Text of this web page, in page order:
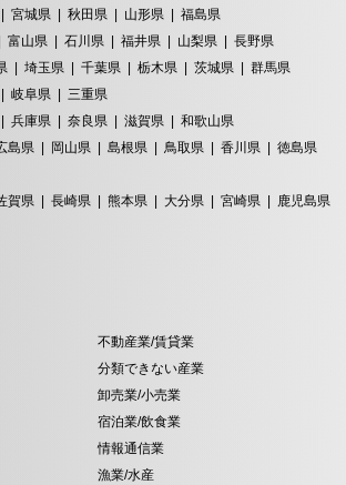
宮城県 秋田県 山形県
福島県
富山県 石川県 福井県 山梨県
長野県
埼玉県 千葉県 栃木県 茨城県
群馬県
岐阜県
三重県
兵庫県 奈良県 滋賀県
和歌山県
島県 岡山県 島根県 鳥取県 香川県
徳島県
賀県 長崎県 熊本県 大分県 宮崎県
鹿児島県
不動産業/賃貸業
分類できない産業
卸売業/小売業
宿泊業/飲食業
情報通信業
漁業/水産